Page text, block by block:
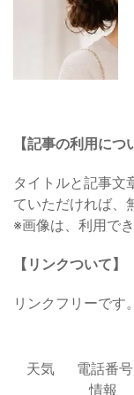
【記事の利用につ
タイトルと記事文
ていただければ、
※画像は、利用で
【リンクついて】
リンクフリーです。
天気 電話番号
情報